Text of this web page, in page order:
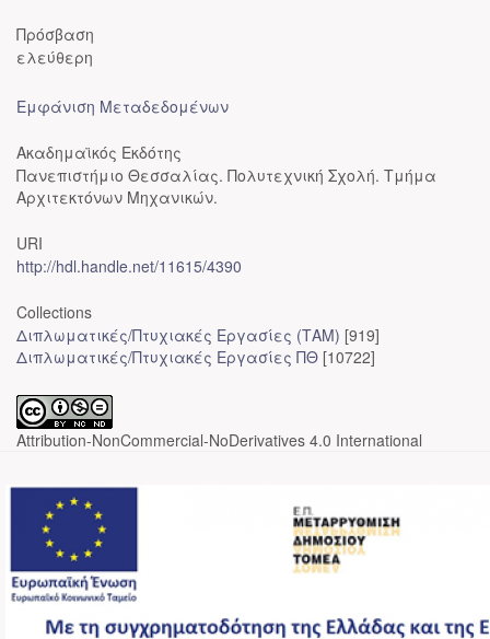
Πρόσβαση
ελεύθερη
Εμφάνιση Μεταδεδομένων
Ακαδημαϊκός Εκδότης
Πανεπιστήμιο Θεσσαλίας. Πολυτεχνική Σχολή. Τμήμα
Αρχιτεκτόνων Μηχανικών.
URI
http://hdl.handle.net/11615/4390
Collections
Διπλωματικές/Πτυχιακές Εργασίες (ΤΑΜ) [919]
Διπλωματικές/Πτυχιακές Εργασίες ΠΘ [10722]
Attribution-NonCommercial-NoDerivatives 4.0 International